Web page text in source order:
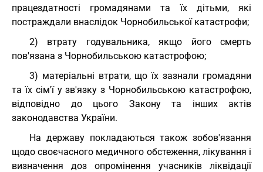
працездатності громадянами та їх дітьми, які
постраждали внаслідок Чорнобильської катастрофи;
2) втрату годувальника, якщо його смерть
пов'язана з Чорнобильською катастрофою;
3) матеріальні втрати, що їх зазнали громадяни
та їх сім'ї у зв'язку з Чорнобильською катастрофою,
відповідно до цього Закону та інших актів
законодавства України.
На державу покладаються також зобов'язання
щодо своєчасного медичного обстеження, лікування і
визначення доз опромінення учасників ліквідації